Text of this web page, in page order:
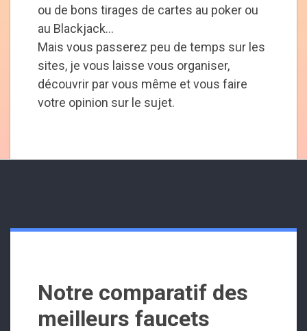
ou de bons tirages de cartes au poker ou
au Blackjack...
Mais vous passerez peu de temps sur les
sites, je vous laisse vous organiser,
découvrir par vous même et vous faire
votre opinion sur le sujet.
Notre comparatif des
meilleurs faucets